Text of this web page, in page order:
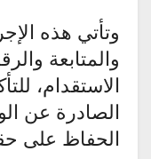
وتأتي هذه
والمتابعة
الاستقدام،
الصادرة عن
الحفاظ على